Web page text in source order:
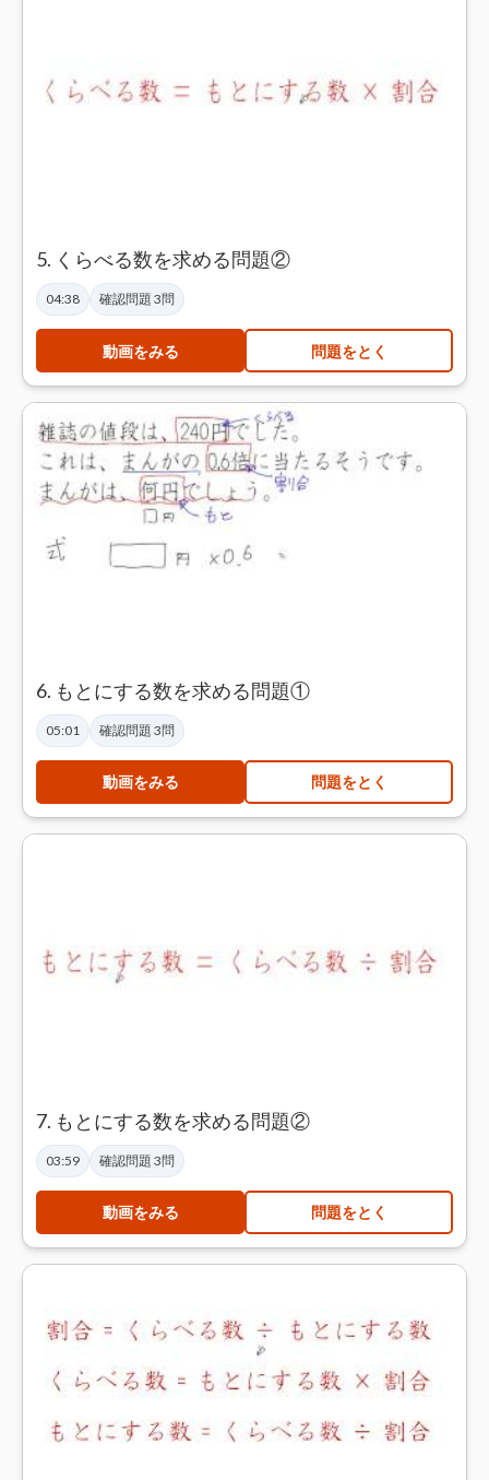
5. くらべる数を求める問題②
04:38 確認問題 3問
動画をみる 問題をとく
6. もとにする数を求める問題①
05:01 確認問題 3問
動画をみる 問題をとく
7. もとにする数を求める問題②
03:59 確認問題 3問
動画をみる 問題をとく